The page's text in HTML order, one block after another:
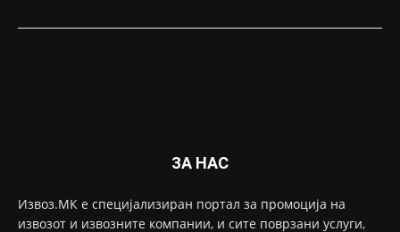
ЗА НАС
Извоз.МК е специјализиран портал за промоција на
извозот и извозните компании, и сите поврзани услуги,